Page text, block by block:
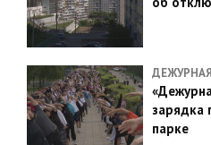
зарядка
парке